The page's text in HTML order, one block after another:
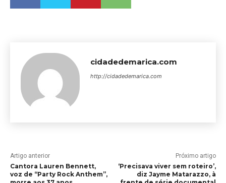
cidadedemarica.com
http://cidadedemarica.com
Artigo anterior
Cantora Lauren Bennett,
voz de “Party Rock Anthem”,
Próximo artigo
‘Precisava viver sem roteiro’,
diz Jayme Matarazzo, à